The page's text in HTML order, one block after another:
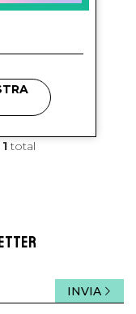
1total
INVIA